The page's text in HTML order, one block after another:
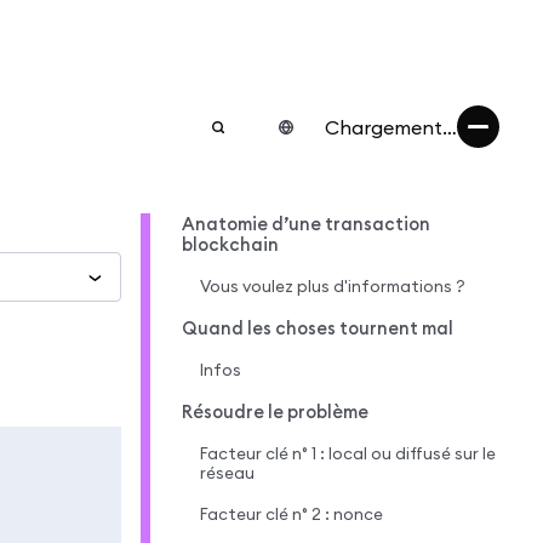
Chargement…
Anatomie d’une transaction
blockchain
Vous voulez plus d'informations ?
Quand les choses tournent mal
Infos
Résoudre le problème
Facteur clé n° 1 : local ou diffusé sur le
réseau
Facteur clé n° 2 : nonce